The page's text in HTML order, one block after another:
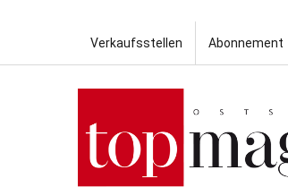
Verkaufsstellen Abonnement